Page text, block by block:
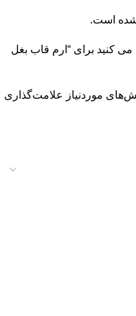
است.
می کنید برای “ارم قاب بغل
موردنیاز علامت‌گذاری